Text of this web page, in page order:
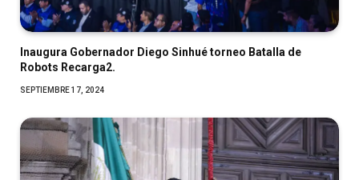
Inaugura Gobernador Diego Sinhué torneo Batalla de
Robots Recarga2.
SEPTIEMBRE 17, 2024